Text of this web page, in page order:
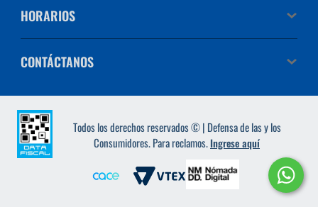
HORARIOS
CONTÁCTANOS
Todos los derechos reservados © | Defensa de las y los
Consumidores. Para reclamos.Ingrese aquí